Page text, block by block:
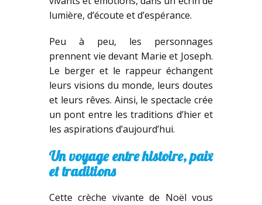
lumière, d’écoute et d’espérance.
Peu à peu, les personnages
prennent vie devant Marie et Joseph.
Le berger et le rappeur échangent
leurs visions du monde, leurs doutes
et leurs rêves. Ainsi, le spectacle crée
un pont entre les traditions d’hier et
les aspirations d’aujourd’hui.
Un voyage entre histoire, paix
et traditions
Cette crèche vivante de Noël vous